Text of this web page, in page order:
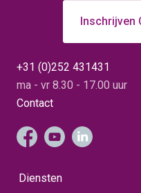
Inschrijven
+31 (0)252 431431
ma - vr 8.30 - 17.00 uur
Contact
Diensten